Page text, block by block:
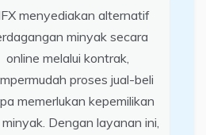
menyediakan alternatif
minyak secara
online melalui kontrak,
proses jual-beli
memerlukan kepemilikan
Dengan layanan ini,